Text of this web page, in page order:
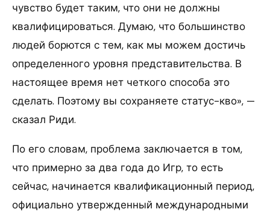
чувство будет таким, что они не должны
квалифицироваться. Думаю, что большинство
людей борются с тем, как мы можем достичь
определенного уровня представительства. В
настоящее время нет четкого способа это
сделать. Поэтому вы сохраняете статус-кво», —
сказал Риди.
По его словам, проблема заключается в том,
что примерно за два года до Игр, то есть
сейчас, начинается квалификационный период,
официально утвержденный международными